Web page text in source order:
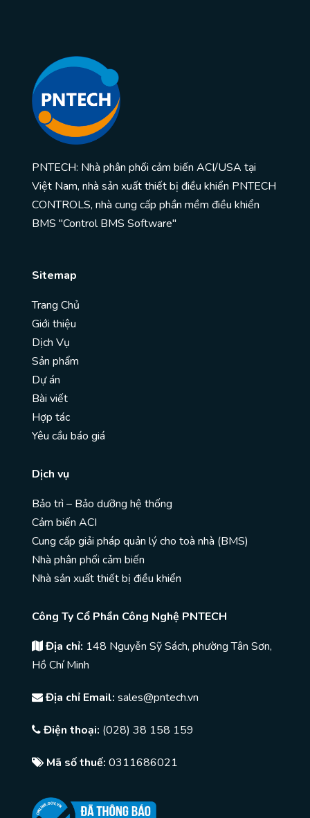
PNTECH: Nhà phân phối cảm biến ACI/USA tại
Việt Nam, nhà sản xuất thiết bị điều khiển PNTECH
CONTROLS, nhà cung cấp phần mềm điều khiển
BMS "Control BMS Software"
Sitemap
Trang Chủ
Giới thiệu
Dịch Vụ
Sản phẩm
Dự án
Bài viết
Hợp tác
Yêu cầu báo giá
Dịch vụ
Bảo trì – Bảo dưỡng hệ thống
Cảm biến ACI
Cung cấp giải pháp quản lý cho toà nhà (BMS)
Nhà phân phối cảm biến
Nhà sản xuất thiết bị điều khiển
Công Ty Cổ Phần Công Nghệ PNTECH
Địa chỉ: 148 Nguyễn Sỹ Sách, phường Tân Sơn,
Hồ Chí Minh
Địa chỉ Email: sales@pntech.vn
Điện thoại: (028) 38 158 159
Mã số thuế: 0311686021